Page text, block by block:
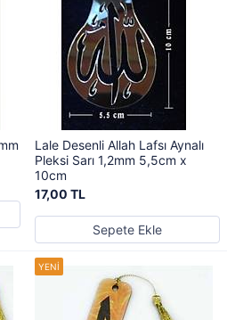
Lale Desenli Allah Lafsı Aynalı
Pleksi Sarı 1,2mm 5,5cm x
10cm
17,00 TL
Sepete Ekle